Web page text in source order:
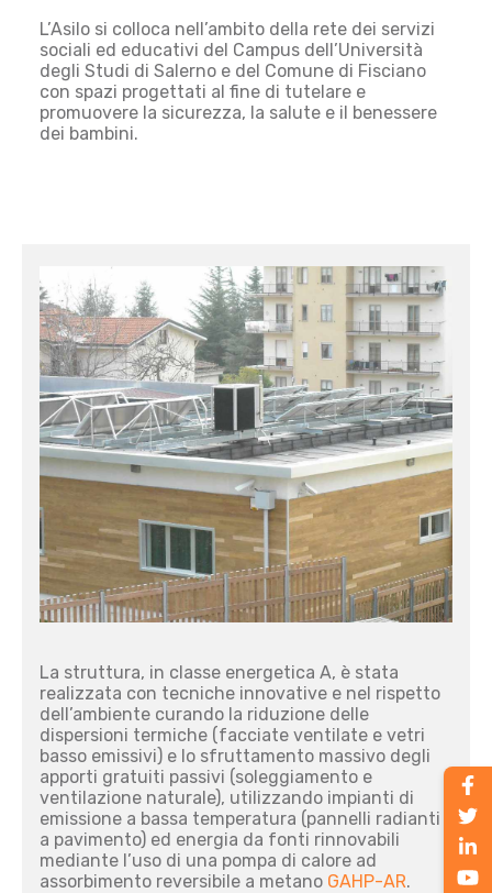
L’Asilo si colloca nell’ambito della rete dei servizi
sociali ed educativi del Campus dell’Università
degli Studi di Salerno e del Comune di Fisciano
con spazi progettati al fine di tutelare e
promuovere la sicurezza, la salute e il benessere
dei bambini.
La struttura, in classe energetica A, è stata
realizzata con tecniche innovative e nel rispetto
dell’ambiente curando la riduzione delle
dispersioni termiche (facciate ventilate e vetri
basso emissivi) e lo sfruttamento massivo degli
apporti gratuiti passivi (soleggiamento e
ventilazione naturale), utilizzando impianti di
emissione a bassa temperatura (pannelli radianti
a pavimento) ed energia da fonti rinnovabili
mediante l’uso di una pompa di calore ad
assorbimento reversibile a metano GAHP-AR.